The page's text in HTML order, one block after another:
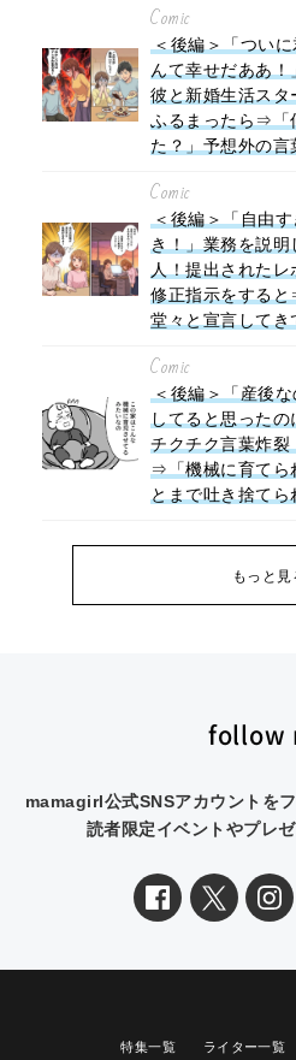
Comic
＜後編＞「つい
んて幸せだああ
彼と新婚生活ス
ふるまったら⇒「
た？」予想外の言
Comic
＜後編＞「自由
き！」業務を説
人！提出された
修正指示をすると
堂々と宣言してき
Comic
＜後編＞「産後
してると思った
チクチク言葉炸裂
⇒「機械に育てら
とまで吐き捨てら
もっと見
follow
mamagirl公式SNSアカウントを
読者限定イベントやプレ
特集一覧 ライター一覧